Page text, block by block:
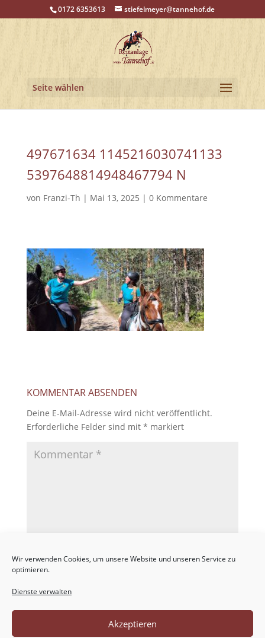
Wir verwenden Cookies, um unsere Website und unseren Service zu
optimieren.
Dienste verwalten
Akzeptieren
0172 6353613 stiefelmeyer@tannehof.de
Seite wählen
497671634 1145216030741133
5397648814948467794 N
von Franzi-Th | Mai 13, 2025 | 0 Kommentare
KOMMENTAR ABSENDEN
Deine E-Mail-Adresse wird nicht veröffentlicht.
Erforderliche Felder sind mit * markiert